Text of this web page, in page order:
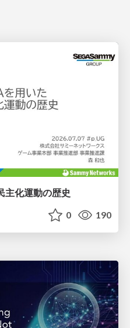
主化運動の歴史
0 190